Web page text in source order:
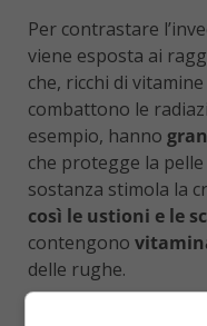
Per contrastare
viene esposta ai
che, ricchi di
combattono le
esempio, hanno
che protegge la
sostanza stimola la
così le ustioni e le
contengono
delle rughe.